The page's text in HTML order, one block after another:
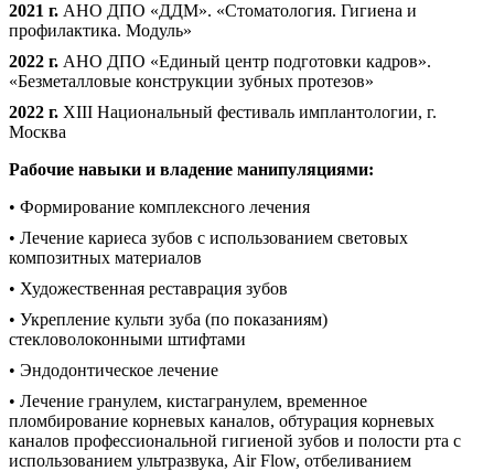
2021 г. АНО ДПО «ДДМ». «Стоматология. Гигиена и
профилактика. Модуль»
2022 г. АНО ДПО «Единый центр подготовки кадров».
«Безметалловые конструкции зубных протезов»
2022 г. XIII Национальный фестиваль имплантологии, г.
Москва
Рабочие навыки и владение манипуляциями:
• Формирование комплексного лечения
• Лечение кариеса зубов с использованием световых
композитных материалов
• Художественная реставрация зубов
• Укрепление культи зуба (по показаниям)
стекловолоконными штифтами
• Эндодонтическое лечение
• Лечение гранулем, кистагранулем, временное
пломбирование корневых каналов, обтурация корневых
каналов профессиональной гигиеной зубов и полости рта с
использованием ультразвука, Air Flow, отбеливанием